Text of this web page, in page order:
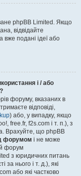
phpBB Limited. Якщо
відвідайте
вже подані ідеї або
і / або
форуму, вказаних в
відповіді,
) або, у випадку, якщо
free.fr, f2s.com і т. п.), з
Врахуйте, що phpBB
форумом і не може
форум
з юридичних питань
нього і т. д.), які
або які частково